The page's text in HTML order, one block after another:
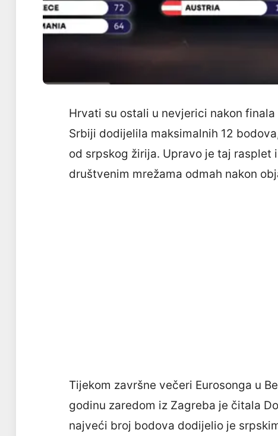
Hrvati su ostali u nevjerici nakon
Srbiji dodijelila maksimalnih 12
od srpskog žirija. Upravo je taj
društvenim mrežama odmah nakon
Tijekom završne večeri Eurosonga u
godinu zaredom iz Zagreba je čitala
najveći broj bodova dodijelio je